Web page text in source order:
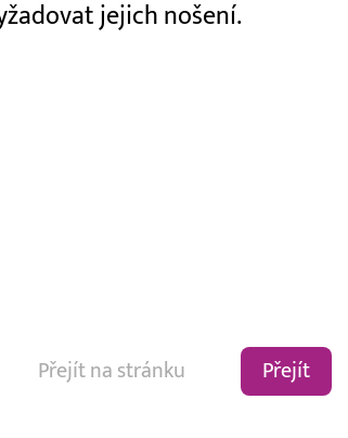
jejich nošení.
Přejít